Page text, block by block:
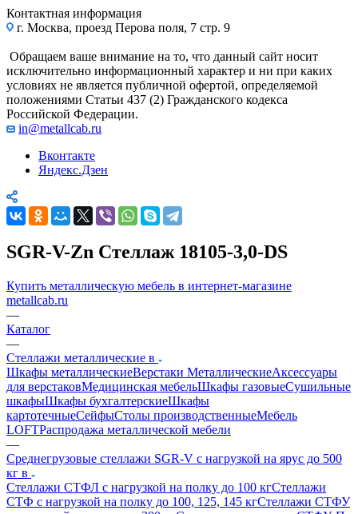
Контактная информация
г. Москва, проезд Перова поля, 7 стр. 9
Обращаем ваше внимание на то, что данный сайт носит
исключительно информационный характер и ни при каких
условиях не является публичной офертой, определяемой
положениями Статьи 437 (2) Гражданского кодекса
Российской Федерации.
in@metallcab.ru
Вконтакте
Яндекс.Дзен
SGR-V-Zn Стеллаж 18105-3,0-DS
Купить металлическую мебель в интернет-магазине
metallcab.ru
—
Каталог
—
Стеллажи металлические в
Шкафы металлическиеВерстаки МеталлическиеАксессуары
для верстаковМедицинская мебельШкафы газовыеСушильные
шкафыШкафы бухгалтерскиеШкафы
картотечныеСейфыСтолы производственныеМебель
LOFTРаспродажа металлической мебели
—
Среднегрузовые стеллажи SGR-V с нагрузкой на ярус до 500
кг в
Стеллажи СТФЛ с нагрузкой на полку до 100 кгСтеллажи
СТФ с нагрузкой на полку до 100, 125, 145 кгСтеллажи СТФУ